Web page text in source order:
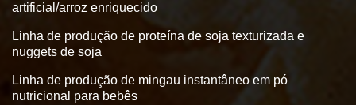
artificial/arroz enriquecido
Linha de produção de proteína de soja texturizada e
nuggets de soja
Linha de produção de mingau instantâneo em pó
nutricional para bebês